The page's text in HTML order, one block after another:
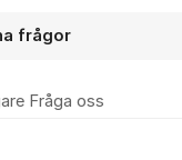
frågor
Fråga oss